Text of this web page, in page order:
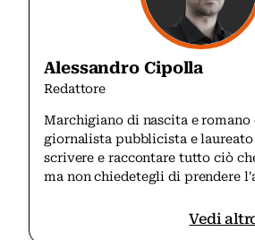
Alessandro Cipolla
Redattore
Marchigiano di nascita e romano
giornalista pubblicista e laureato
scrivere e raccontare tutto ciò
ma non chiedetegli di prendere
Vedi